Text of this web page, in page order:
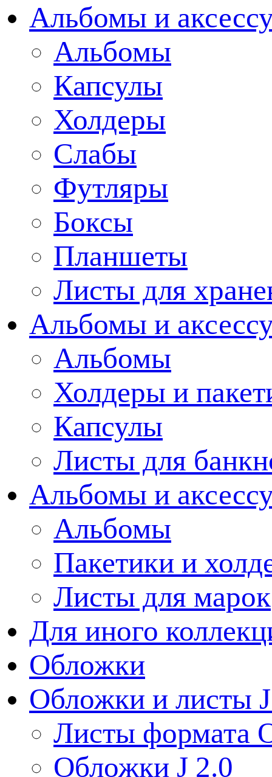
Альбомы и
Альбомы
Капсулы
Холдеры
Слабы
Футляры
Боксы
Планшеты
Листы для
Альбомы и
Альбомы
Холдеры и
Капсулы
Листы для
Альбомы и
Альбомы
Пакетики и
Листы для марок
Для иного
Обложки
Обложки и листы
Листы формата
Обложки J 2.0